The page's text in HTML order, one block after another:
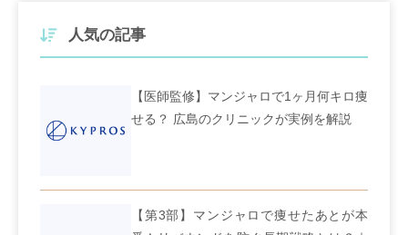
人気の記事
【医師監修】マンジャロで1ヶ月何キロ痩
せる？ 広島のクリニックが実例を解説
【第3部】マンジャロで痩せたあとが本